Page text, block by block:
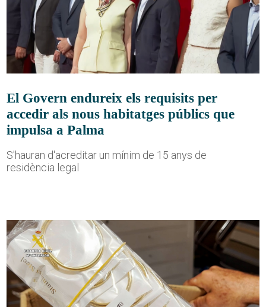
El Govern endureix els requisits per
accedir als nous habitatges públics que
impulsa a Palma
S'hauran d'acreditar un mínim de 15 anys de
residència legal